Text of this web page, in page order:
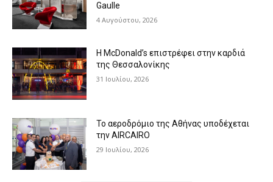
Gaulle
4 Αυγούστου, 2026
Η McDonald’s επιστρέφει στην καρδιά
της Θεσσαλονίκης
31 Ιουλίου, 2026
Το αεροδρόμιο της Αθήνας υποδέχεται
την AIRCAIRO
29 Ιουλίου, 2026